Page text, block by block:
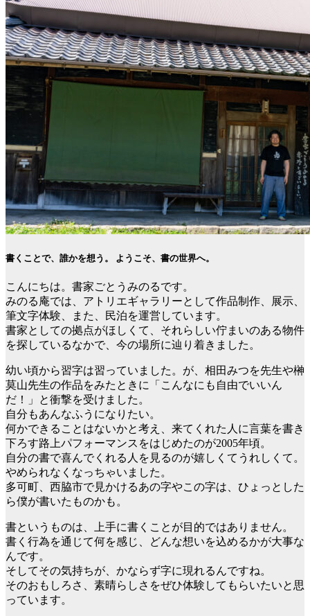
書くことで、誰かを想う。 ようこそ、書の世界へ。
こんにちは。書家ごとうみのるです。
みのる庵では、アトリエギャラリーとして作品制作、展示、
筆文字体験、また、民泊を運営しています。
書家としての拠点がほしくて、それらしい佇まいのある物件
を探しているなかで、今の場所に辿り着きました。
幼い頃から習字は習っていました。が、相田みつを先生や榊
莫山先生の作品をみたときに「こんなにも自由でいいん
だ！」と衝撃を受けました。
自分もあんなふうになりたい。
何かできることはないかと考え、来てくれた人に言葉を書き
下ろす路上パフォーマンスをはじめたのが2005年頃。
自分の書で喜んでくれる人を見るのが嬉しくてうれしくて。
やめられなくなっちゃいました。
多可町、西脇市で見かけるあの字やこの字は、ひょっとした
ら僕が書いたものかも。
書というものは、上手に書くことが目的ではありません。
書く行為を通じて何を感じ、どんな想いを込めるかが大事な
んです。
そしてその気持ちが、かならず字に現れるんですね。
そのおもしろさ、素晴らしさをぜひ体験してもらいたいと思
っています。